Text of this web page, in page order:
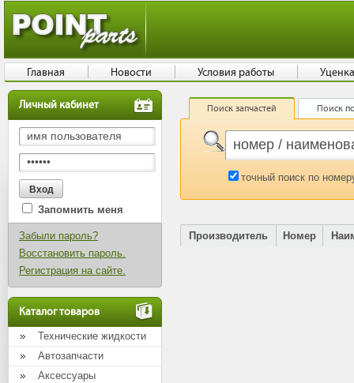
Личный кабинет
Запомнить меня
Забыли пароль?
Восстановить пароль.
Регистрация на сайте.
Каталог товаров
Технические жидкости
Автозапчасти
Аксессуары
Поиск запчастей Поиск
точный поиск по
Производитель Номер
Главная Новости Условия работы